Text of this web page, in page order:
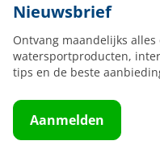
Nieuwsbrief
Ontvang maandelijks
watersportproducten,
tips en de beste
Aanmelden